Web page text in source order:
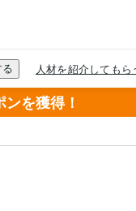
を獲得！